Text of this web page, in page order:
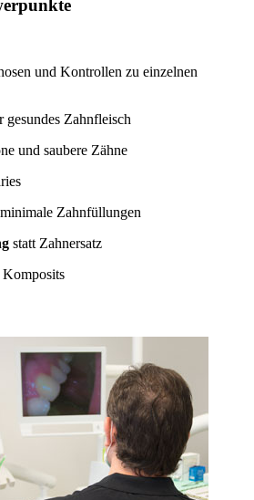
und Kontrollen zu einzelnen
gesundes Zahnfleisch
und saubere Zähne
Zahnfüllungen
statt Zahnersatz